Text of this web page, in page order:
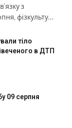
з
фізкульту…
тіло
в ДТП
09 серпня